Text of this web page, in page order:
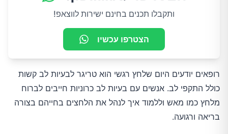
ותקבלו תכנים בחינם ישירות לווצאפ!
הצטרפו עכשיו
רופאים יודעים היום שלחץ רגשי הוא טריגר לבעיות לב קשות
כולל התקפי לב. אנשים עם בעיות לב כרוניות חייבים לברוח
מלחץ כמו מאש וללמוד איך לנהל את הלחצים בחייהם בצורה
בריאה ורגועה.